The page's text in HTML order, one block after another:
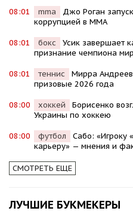
08:01 mma
Джо Роган
коррупцией в MMA
08:01 бокс
Усик завершает
признание чемпиона
08:01 теннис
Мирра
призовые 2026 года
08:00 хоккей
Борисенко
Украины по хоккею
08:00 футбол
Сабо: «Игроку
карьеру» — мнения и
СМОТРЕТЬ ЕЩЕ
ЛУЧШИЕ БУКМЕКЕРЫ